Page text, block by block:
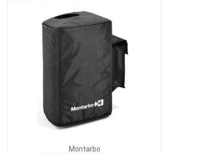
Montarbo